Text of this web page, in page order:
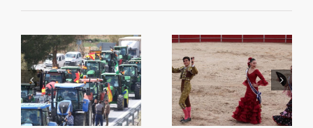
Juan Alberto triomfa en
Horcajo de Santiago
Qüestió de banderes